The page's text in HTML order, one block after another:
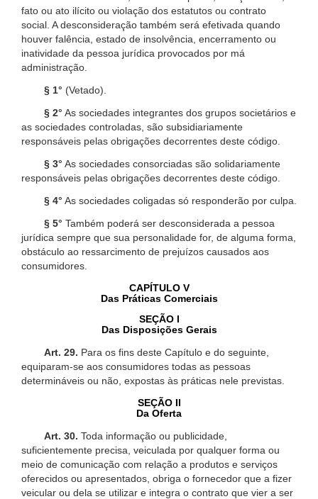
fato ou ato ilícito ou violação dos estatutos ou contrato
social. A desconsideração também será efetivada quando
houver falência, estado de insolvência, encerramento ou
inatividade da pessoa jurídica provocados por má
administração.
§ 1° (Vetado).
§ 2° As sociedades integrantes dos grupos societários e
as sociedades controladas, são subsidiariamente
responsáveis pelas obrigações decorrentes deste código.
§ 3° As sociedades consorciadas são solidariamente
responsáveis pelas obrigações decorrentes deste código.
§ 4° As sociedades coligadas só responderão por culpa.
§ 5° Também poderá ser desconsiderada a pessoa
jurídica sempre que sua personalidade for, de alguma forma,
obstáculo ao ressarcimento de prejuízos causados aos
consumidores.
CAPÍTULO V
Das Práticas Comerciais
SEÇÃO I
Das Disposições Gerais
Art. 29. Para os fins deste Capítulo e do seguinte,
equiparam-se aos consumidores todas as pessoas
determináveis ou não, expostas às práticas nele previstas.
SEÇÃO II
Da Oferta
Art. 30. Toda informação ou publicidade,
suficientemente precisa, veiculada por qualquer forma ou
meio de comunicação com relação a produtos e serviços
oferecidos ou apresentados, obriga o fornecedor que a fizer
veicular ou dela se utilizar e integra o contrato que vier a ser